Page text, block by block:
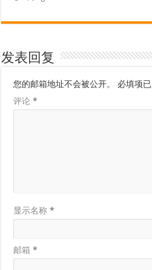
发表回复
您的邮箱地址不会被公开。 必填项
评论*
显示名称*
邮箱*